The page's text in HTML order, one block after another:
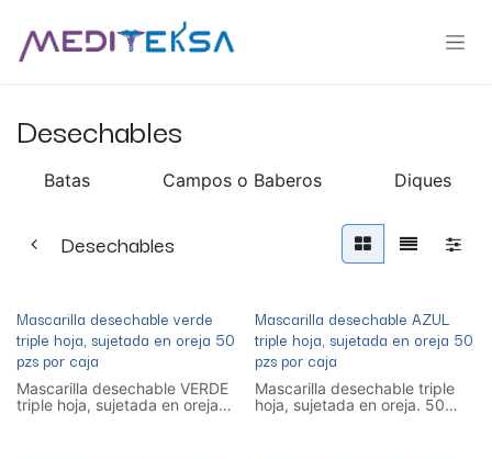
Desechables
Batas Campos o Baberos Diques
Desechables
Mascarilla desechable verde
triple hoja, sujetada en oreja 50
pzs por caja
Mascarilla desechable VERDE
triple hoja, sujetada en oreja
Mascarilla desechable AZUL
triple hoja, sujetada en oreja 50
pzs por caja
Mascarilla desechable triple
hoja, sujetada en oreja. 50